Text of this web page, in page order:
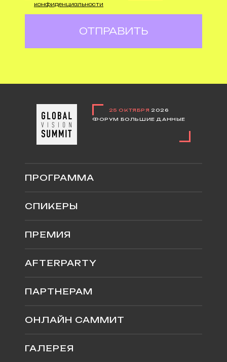
ОТПРАВИТЬ
конфиденциальности
25 ОКТЯБРЯ 2026
ФОРУМ БОЛЬШИЕ ДАННЫЕ
ПРОГРАММА
СПИКЕРЫ
ПРЕМИЯ
AFTERPARTY
ПАРТНЕРАМ
ОНЛАЙН САММИТ
ГАЛЕРЕЯ